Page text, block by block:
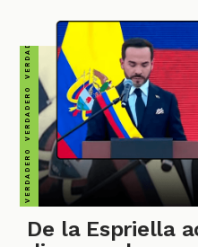
De la Espriella